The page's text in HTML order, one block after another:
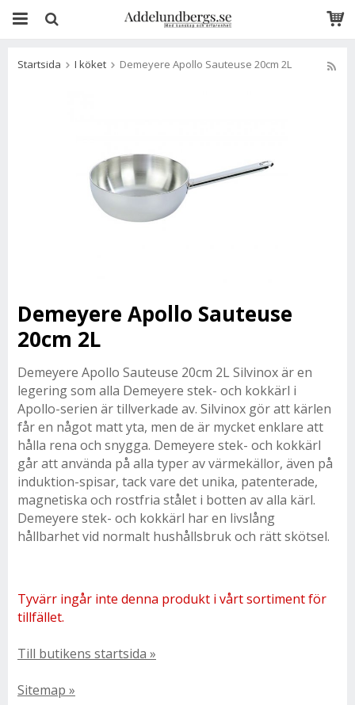
Startsida I köket Demeyere Apollo Sauteuse 20cm 2L
Demeyere Apollo Sauteuse
20cm 2L
Demeyere Apollo Sauteuse 20cm 2L Silvinox är en
legering som alla Demeyere stek- och kokkärl i
Apollo-serien är tillverkade av. Silvinox gör att kärlen
får en något matt yta, men de är mycket enklare att
hålla rena och snygga. Demeyere stek- och kokkärl
går att använda på alla typer av värmekällor, även på
induktion-spisar, tack vare det unika, patenterade,
magnetiska och rostfria stålet i botten av alla kärl.
Demeyere stek- och kokkärl har en livslång
hållbarhet vid normalt hushållsbruk och rätt skötsel.
Tyvärr ingår inte denna produkt i vårt sortiment för
tillfället.
Till butikens startsida »
Sitemap »